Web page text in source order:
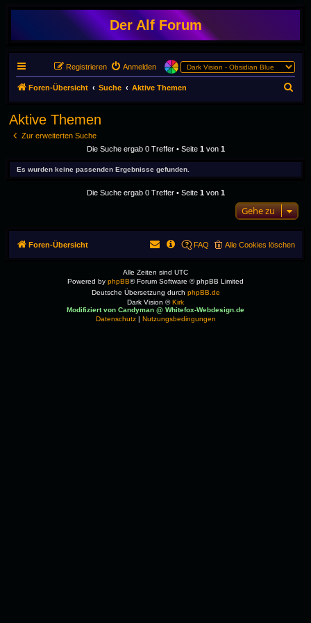
Der Alf Forum
Anmelden
Registrieren
Foren-Übersicht Suche Aktive Themen
u
Aktive Themen
Zur erweiterten Suche
Die Suche ergab 0 Treffer • Seite 1von 1
Es wurden keine passenden Ergebnisse gefunden.
Die Suche ergab 0 Treffer • Seite 1von 1
Gehe zu
Foren-Übersicht Alle Cookies löschen
FAQ
Alle Zeiten sind UTC
Powered by phpBB® Forum Software © phpBB Limited
Deutsche Übersetzung durch phpBB.de
Dark Vision © Kirk
Modifiziert von Candyman @ Whitefox-Webdesign.de
Datenschutz| Nutzungsbedingungen